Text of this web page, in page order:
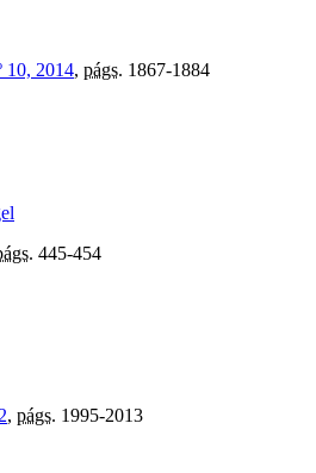
10, 2014, págs. 1867-1884
445-454
, págs. 1995-2013